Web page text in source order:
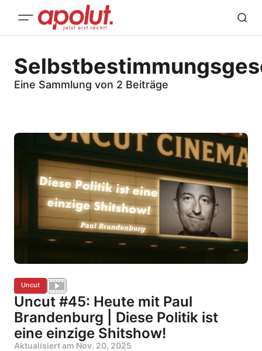
Eine Sammlung von 2 Beiträge
Uncut
Uncut #45: Heute mit Paul
Brandenburg | Diese Politik ist
eine einzige Shitshow!
Aktualisiert am Nov. 20, 2025